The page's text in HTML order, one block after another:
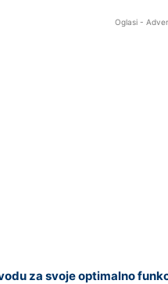
Oglasi -
za svoje optimalno